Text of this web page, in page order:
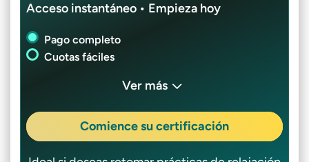
Acceso instantáneo • Empieza hoy
Pago completo
Cuotas fáciles
Ver más
Comience su certificación